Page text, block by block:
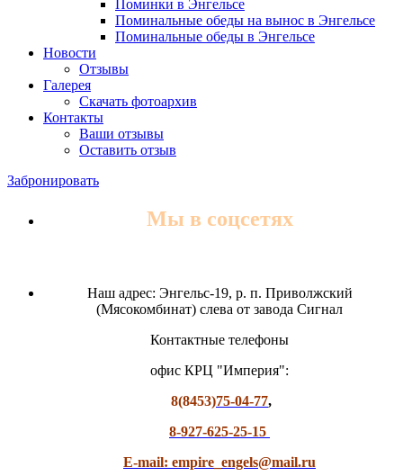
Поминки в Энгельсе
Поминальные обеды на вынос в Энгельсе
Поминальные обеды в Энгельсе
Новости
Отзывы
Галерея
Скачать фотоархив
Контакты
Ваши отзывы
Оставить отзыв
Забронировать
Мы в соцсетях
Наш адрес: Энгельс-19, р. п. Приволжский
(Мясокомбинат) слева от завода Сигнал
Контактные телефоны
офис КРЦ "Империя":
8(8453)75-04-77,
8-927-625-25-15
E-mail: empire_engels@mail.ru